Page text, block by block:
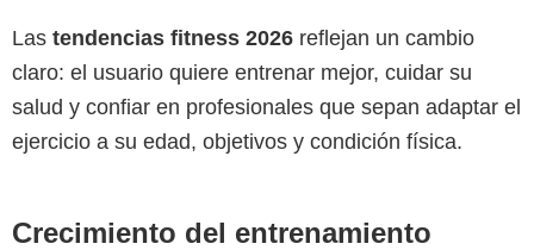
Las tendencias fitness 2026 reflejan un cambio
claro: el usuario quiere entrenar mejor, cuidar su
salud y confiar en profesionales que sepan adaptar el
ejercicio a su edad, objetivos y condición física.
Crecimiento del entrenamiento